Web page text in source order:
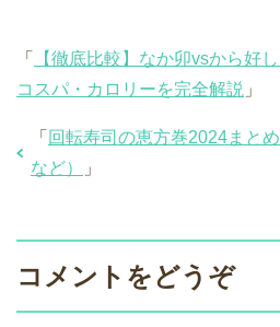
「
【徹底比較】なか卯vsから好
コスパ・カロリーを完全解説 」
「 回転寿司の恵方巻2024まと
など）
」
コメントをどうぞ